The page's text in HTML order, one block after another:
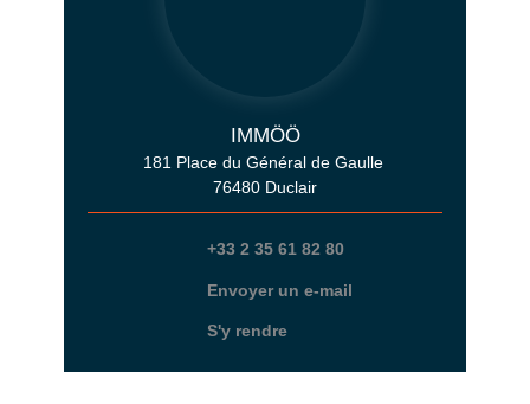
IMMÖÖ
181 Place du Général de Gaulle
76480 Duclair
+33 2 35 61 82 80
Envoyer un e-mail
S'y rendre